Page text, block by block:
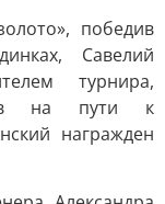
победив
Савелий
турнира,
на пути к
награжден